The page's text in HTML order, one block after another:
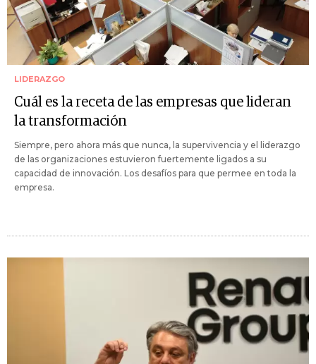
LIDERAZGO
Cuál es la receta de las empresas que lideran
la transformación
Siempre, pero ahora más que nunca, la supervivencia y el liderazgo
de las organizaciones estuvieron fuertemente ligados a su
capacidad de innovación. Los desafíos para que permee en toda la
empresa.